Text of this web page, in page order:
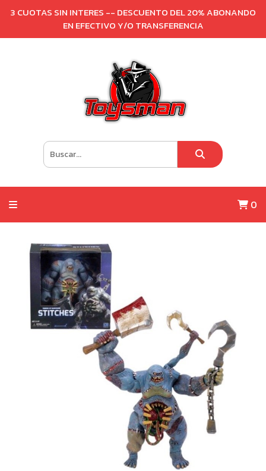
3 CUOTAS SIN INTERES -- DESCUENTO DEL 20% ABONANDO
EN EFECTIVO Y/O TRANSFERENCIA
0